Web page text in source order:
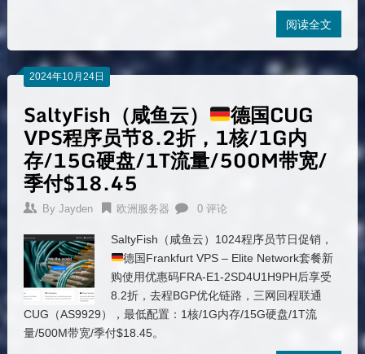
阅读全文
2024年10月24日
SaltyFish（咸鱼云） 德国CUG
VPS程序员节8.2折，1核/1G内
存/15G硬盘/1T流量/500M带宽/
季付$18.45
By Jayden 欧洲服务器 0 评论
SaltyFish（咸鱼云）1024程序员节日促销，
德国Frankfurt VPS – Elite Network套餐新
购使用优惠码FRA-E1-2SD4U1H9PH后享受
8.2折，去程BGP优化链路，三网回程联通
CUG（AS9929），最低配置：1核/1G内存/15G硬盘/1T流
量/500M带宽/季付$18.45。